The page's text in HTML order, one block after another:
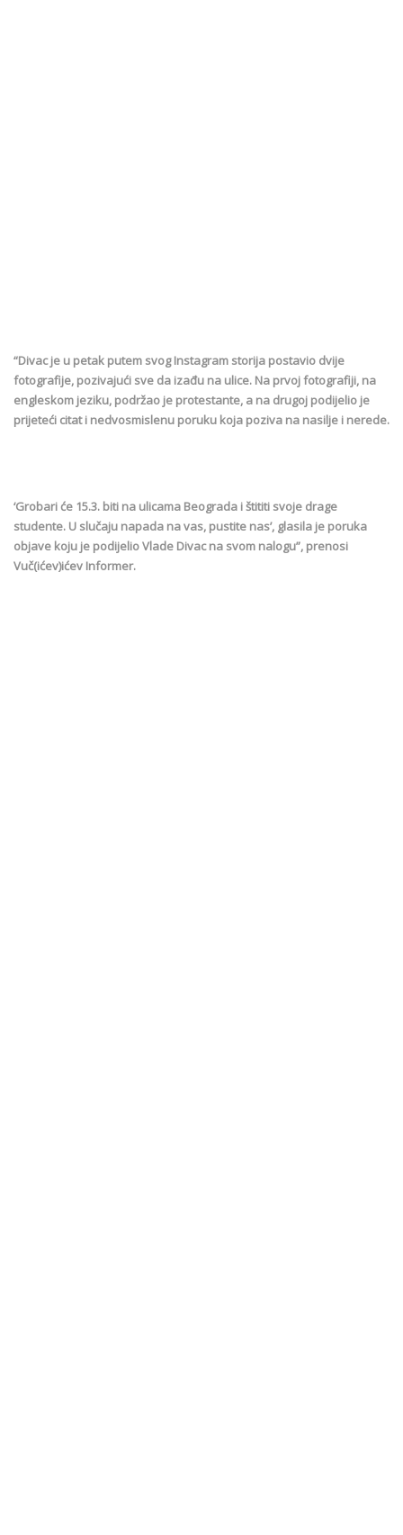
“Divac je u petak putem svog Instagram storija postavio dvije
fotografije, pozivajući sve da izađu na ulice. Na prvoj fotografiji, na
engleskom jeziku, podržao je protestante, a na drugoj podijelio je
prijeteći citat i nedvosmislenu poruku koja poziva na nasilje i nerede.
‘Grobari će 15.3. biti na ulicama Beograda i štititi svoje drage
studente. U slučaju napada na vas, pustite nas’, glasila je poruka
objave koju je podijelio Vlade Divac na svom nalogu”, prenosi
Vuč(ićev)ićev Informer.